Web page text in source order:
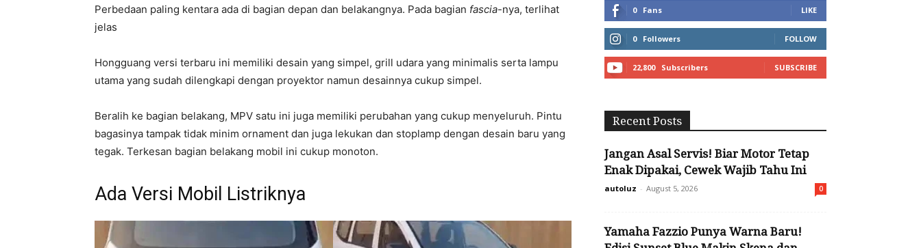
Perbedaan paling kentara ada di bagian depan dan belakangnya. Pada bagian fascia-nya, terlihat
jelas
Hongguang versi terbaru ini memiliki desain yang simpel, grill udara yang minimalis serta lampu
utama yang sudah dilengkapi dengan proyektor namun desainnya cukup simpel.
Beralih ke bagian belakang, MPV satu ini juga memiliki perubahan yang cukup menyeluruh. Pintu
bagasinya tampak tidak minim ornament dan juga lekukan dan stoplamp dengan desain baru yang
tegak. Terkesan bagian belakang mobil ini cukup monoton.
Ada Versi Mobil Listriknya
0 Fans LIKE
0 Followers FOLLOW
22,800 Subscribers SUBSCRIBE
Recent Posts
Jangan Asal Servis! Biar Motor Tetap
Enak Dipakai, Cewek Wajib Tahu Ini
autoluz - August 5, 2026 0
Yamaha Fazzio Punya Warna Baru!